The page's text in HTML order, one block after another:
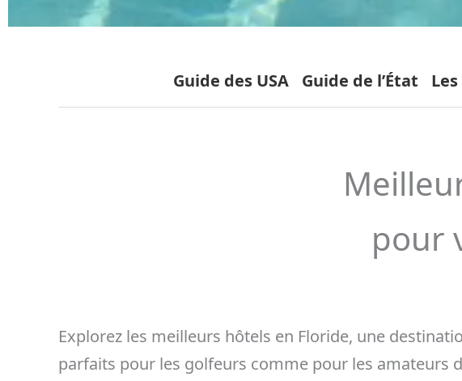
Guide des USA Guide de l’État
pour
Explorez les meilleurs hôtels en Floride, une
parfaits pour les golfeurs comme pour les amateurs